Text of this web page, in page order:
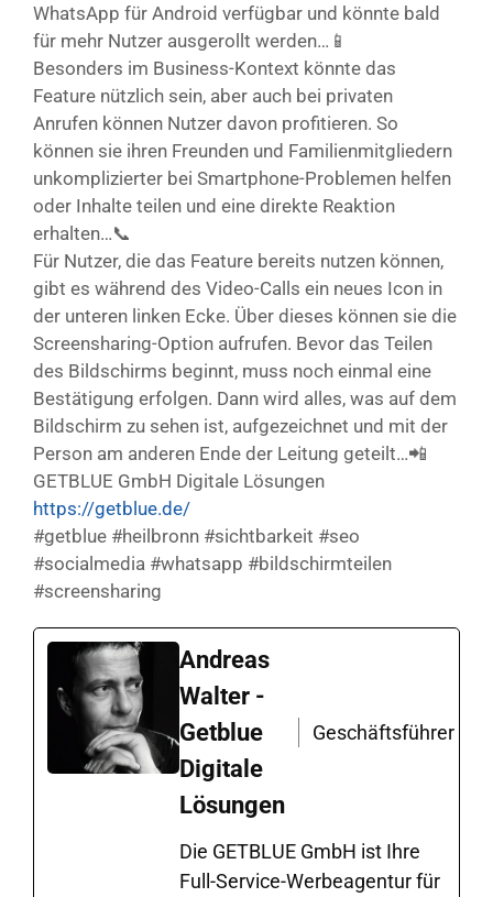
WhatsApp für Android verfügbar und könnte bald
für mehr Nutzer ausgerollt werden…📱
Besonders im Business-Kontext könnte das
Feature nützlich sein, aber auch bei privaten
Anrufen können Nutzer davon profitieren. So
können sie ihren Freunden und Familienmitgliedern
unkomplizierter bei Smartphone-Problemen helfen
oder Inhalte teilen und eine direkte Reaktion
erhalten…📞
Für Nutzer, die das Feature bereits nutzen können,
gibt es während des Video-Calls ein neues Icon in
der unteren linken Ecke. Über dieses können sie die
Screensharing-Option aufrufen. Bevor das Teilen
des Bildschirms beginnt, muss noch einmal eine
Bestätigung erfolgen. Dann wird alles, was auf dem
Bildschirm zu sehen ist, aufgezeichnet und mit der
Person am anderen Ende der Leitung geteilt…📲
GETBLUE GmbH Digitale Lösungen
https://getblue.de/
#getblue #heilbronn #sichtbarkeit #seo
#socialmedia #whatsapp #bildschirmteilen
#screensharing
Andreas
Walter -
Getblue
Digitale
Lösungen
Geschäftsführer
Die GETBLUE GmbH ist Ihre
Full-Service-Werbeagentur für